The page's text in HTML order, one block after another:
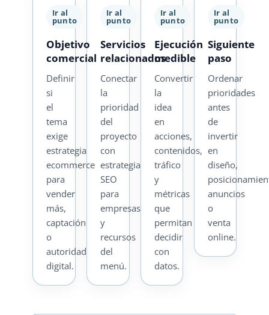
Ir al
punto
Objetivo
comercial
Definir
si
el
tema
exige
estrategia
ecommerce
para
vender
más,
captación
o
autoridad
digital.
Ir al
punto
Servicios
relacionados
Conectar
la
prioridad
del
proyecto
con
estrategia
SEO
para
empresas
y
recursos
del
menú.
Ir al
punto
Ejecución
medible
Convertir
la
idea
en
acciones,
contenidos,
tráfico
y
métricas
que
permitan
decidir
con
datos.
Ir al
punto
Siguiente
paso
Ordenar
prioridades
antes
de
invertir
en
diseño,
anuncios
o
venta
online.